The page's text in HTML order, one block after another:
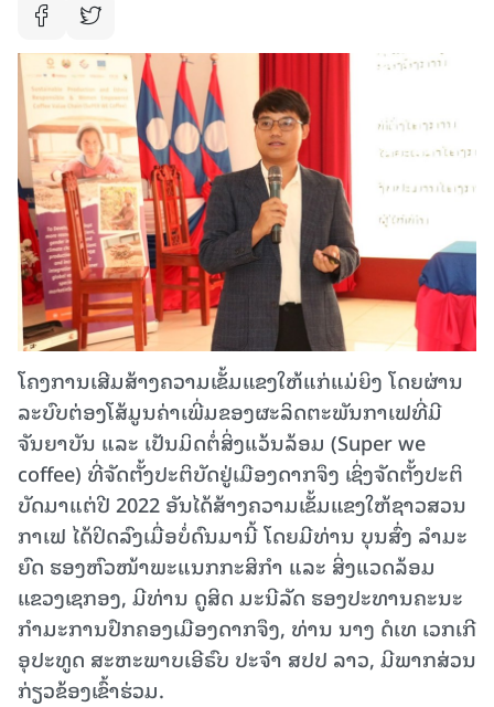
ໂຄງການເສີມສ້າງຄວາມເຂັ້ມແຂງໃຫ້ແກ່ແມ່ຍິງ ໂດຍຜ່ານ
ລະບົບຕ່ອງໂສ້ມູນຄ່າເພີ່ມຂອງຜະລິດຕະພັນກາເຟທີ່ມີ
ຈັນຍາບັນ ແລະ ເປັນມິດຕໍ່ສິ່ງແວ້ນລ້ອມ (Super we
coffee) ທີ່ຈັດຕັ້ງປະຕິບັດຢູ່ເມືອງດາກຈຶງ ເຊິ່ງ​ຈັດ​ຕັ້ງ​ປະ​ຕິ​
ບັດ​ມາ​ແຕ່​ປີ 2022 ອັນ​ໄດ້​ສ້າງ​ຄວາມ​ເຂັ້ມ​ແຂງ​ໃຫ້​ຊາວ​ສວນ​
ກາ​ເຟ ໄດ້​ປິດ​ລົງ​ເມື່ອບໍ່​ດົນ​ມາ​ນີ້ ໂດຍມີທ່ານ ບຸນສົ່ງ ລໍາມະ
ຍົດ ຮອງຫົວໜ້າພະແນກກະສິກຳ ແລະ ສິ່ງແວດລ້ອມ
ແຂວງເຊກອງ, ມີທ່ານ ດູສິດ ມະນີລັດ ຮອງປະທານຄະນະ
ກຳມະການປົກຄອງເມືອງດາກຈຶງ, ທ່ານ ນາງ ດໍເທ ເວກເກີ
ອຸປະທູດ ສະຫະພາບເອີຣົບ ປະຈຳ ສປປ ລາວ, ມີ​ພາກ​ສ່ວນ​
ກ່ຽວ​ຂ້ອງເຂົ້າຮ່ວມ.